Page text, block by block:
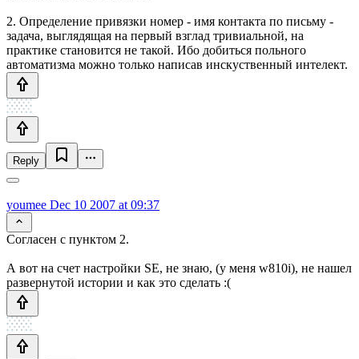
2. Определение привязки номер - имя контакта по письму -
задача, выглядящая на первый взглад тривиальной, на
практике становится не такой. Ибо добиться польного
автоматизма можно только написав инскуственный интелект.
Reply
youmee Dec 10 2007 at 09:37
Согласен с пунктом 2.
А вот на счет настройки SE, не знаю, (у меня w810i), не нашел
развернутой истории и как это сделать :(